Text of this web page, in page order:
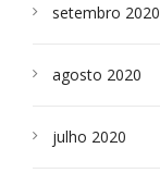
setembro 2020
agosto 2020
julho 2020